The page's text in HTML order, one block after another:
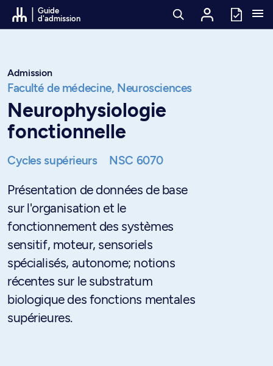
Passer au contenu
Guide
d'admission
Admission
Faculté de médecine, Neurosciences
Neurophysiologie
fonctionnelle
Cycles supérieurs NSC 6070
Présentation de données de base
sur l'organisation et le
fonctionnement des systèmes
sensitif, moteur, sensoriels
spécialisés, autonome; notions
récentes sur le substratum
biologique des fonctions mentales
supérieures.